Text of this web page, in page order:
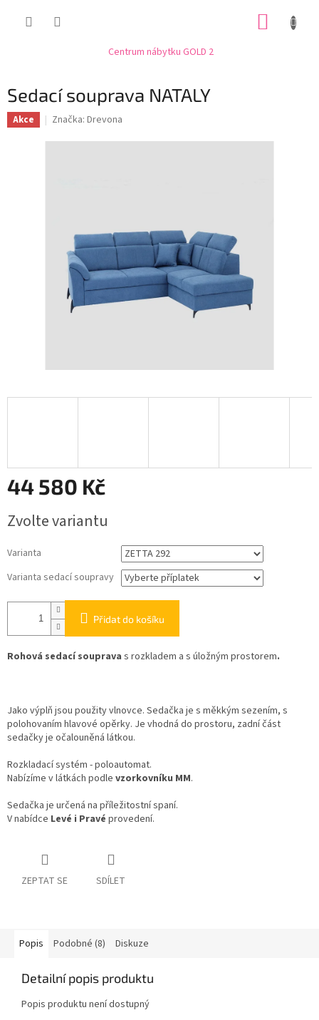
Centrum nábytku GOLD 2
Sedací souprava NATALY
Akce Značka: Drevona
44 580 Kč
cena:
Zvolte variantu
Varianta
Varianta sedací soupravy
Přidat do košíku
Rohová sedací souprava s rozkladem a s úložným prostorem.
Jako výplň jsou použity vlnovce. Sedačka je s měkkým sezením, s
polohovaním hlavové opěrky. Je vhodná do prostoru, zadní část
sedačky je očalouněná látkou.
Rozkladací systém - poloautomat.
Nabízíme v látkách podle vzorkovníku MM.
Sedačka je určená na příležitostní spaní.
V nabídce Levé i Pravé provedení.
ZEPTAT SE SDÍLET
Popis Podobné (8) Diskuze
Detailní popis produktu
Popis produktu není dostupný